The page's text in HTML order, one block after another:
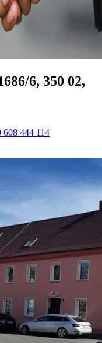
6, 350 02,
608 444 114